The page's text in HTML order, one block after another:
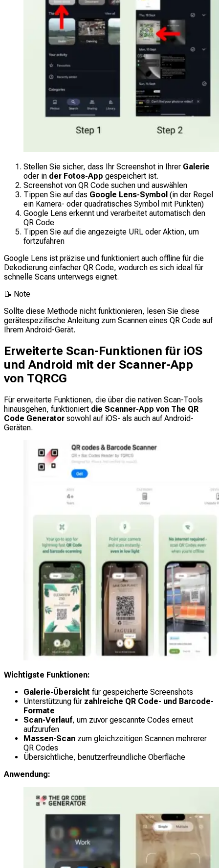
Stellen Sie sicher, dass Ihr Screenshot in Ihrer Galerie
oder in der Fotos-App gespeichert ist.
Screenshot von QR Code suchen und auswählen
Tippen Sie auf das Google Lens-Symbol (in der Regel
ein Kamera- oder quadratisches Symbol mit Punkten)
Google Lens erkennt und verarbeitet automatisch den
QR Code
Tippen Sie auf die angezeigte URL oder Aktion, um
fortzufahren
Google Lens ist präzise und funktioniert auch offline für die
Dekodierung einfacher QR Code, wodurch es sich ideal für
schnelle Scans unterwegs eignet.
📝 Note
Sollte diese Methode nicht funktionieren, lesen Sie diese
gerätespezifische Anleitung zum Scannen eines QR Code auf
Ihrem Android-Gerät.
Erweiterte Scan-Funktionen für iOS
und Android mit der Scanner-App
von TQRCG
Für erweiterte Funktionen, die über die nativen Scan-Tools
hinausgehen, funktioniert die Scanner-App von The QR
Code Generator sowohl auf iOS- als auch auf Android-
Geräten.
Wichtigste Funktionen:
Galerie-Übersicht für gespeicherte Screenshots
Unterstützung für zahlreiche QR Code- und Barcode-
Formate
Scan-Verlauf, um zuvor gescannte Codes erneut
aufzurufen
Massen-Scan zum gleichzeitigen Scannen mehrerer
QR Codes
Übersichtliche, benutzerfreundliche Oberfläche
Anwendung: